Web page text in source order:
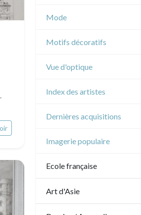
Cirque
Mode
Motifs décoratifs
Vue d'optique
Index des artistes
Dernières acquisitions
Imagerie populaire
Ecole française
XVI - XVII°
Art d'Asie